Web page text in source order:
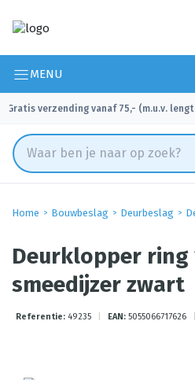
MENU
Gratis verzending vanaf 75,- (m.u.v.
Home Bouwbeslag Deurbeslag
Deurklopper ring
smeedijzer zwart
Referentie: 49235 EAN: 5055066717626